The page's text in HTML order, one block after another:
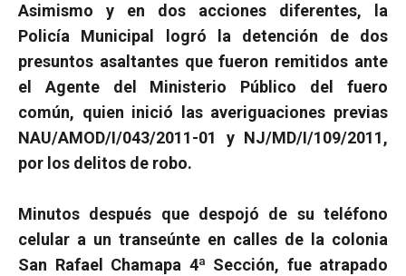
Asimismo y en dos acciones diferentes, la
Policía Municipal logró la detención de dos
presuntos asaltantes que fueron remitidos ante
el Agente del Ministerio Público del fuero
común, quien inició las averiguaciones previas
NAU/AMOD/I/043/2011-01 y NJ/MD/I/109/2011,
por los delitos de robo.
Minutos después que despojó de su teléfono
celular a un transeúnte en calles de la colonia
San Rafael Chamapa 4ª Sección, fue atrapado